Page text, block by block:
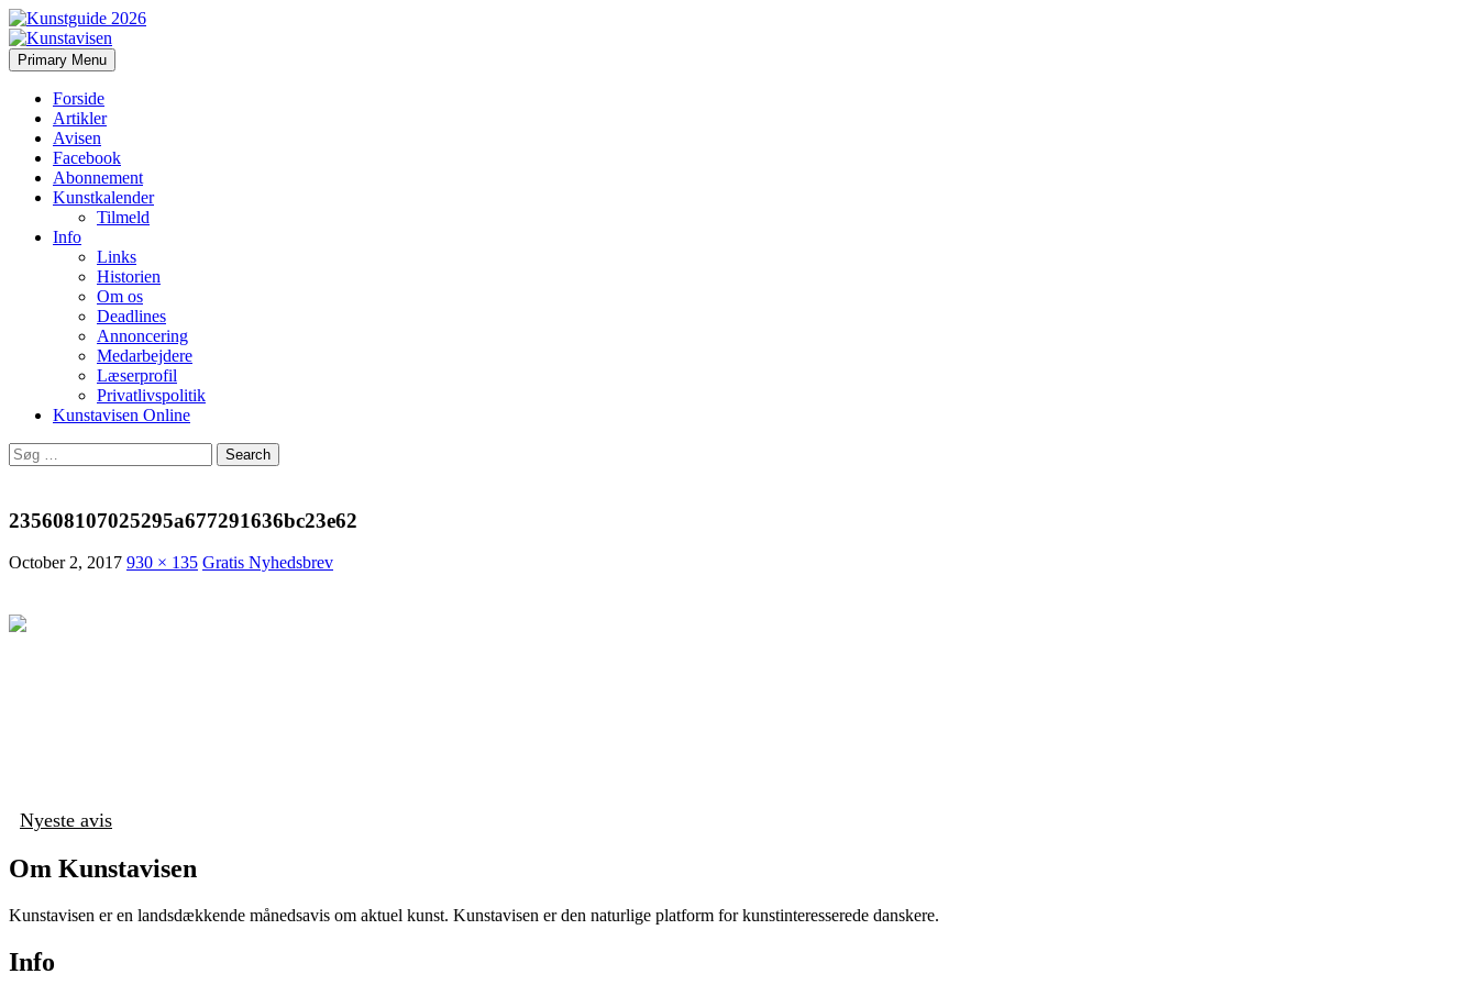
Kunstavisen
Search
Primary Menu Skip
to
Forside
Artikler
Avisen
Facebook
Abonnement
Kunstkalender
Tilmeld
Info
Links
Historien
Om os
Deadlines
Annoncering
Medarbejdere
Læserprofil
Privatlivspolitik
Kunstavisen Online
Search
for:
235608107025295a677291636bc23e62
October 2, 2017 930 × 135 Gratis Nyhedsbrev
Nyeste avis
Om Kunstavisen
Kunstavisen er en landsdækkende månedsavis om aktuel kunst. Kunstavisen er den naturlige platform for kunstinteresserede danskere.
Info